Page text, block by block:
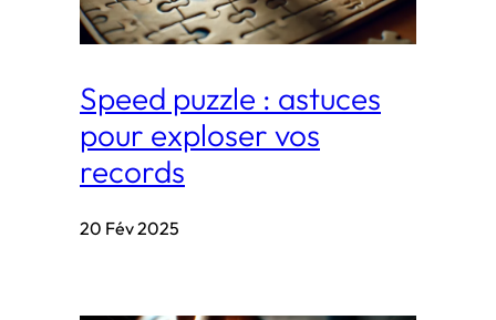
Speed puzzle : astuces
pour exploser vos
records
20 Fév 2025